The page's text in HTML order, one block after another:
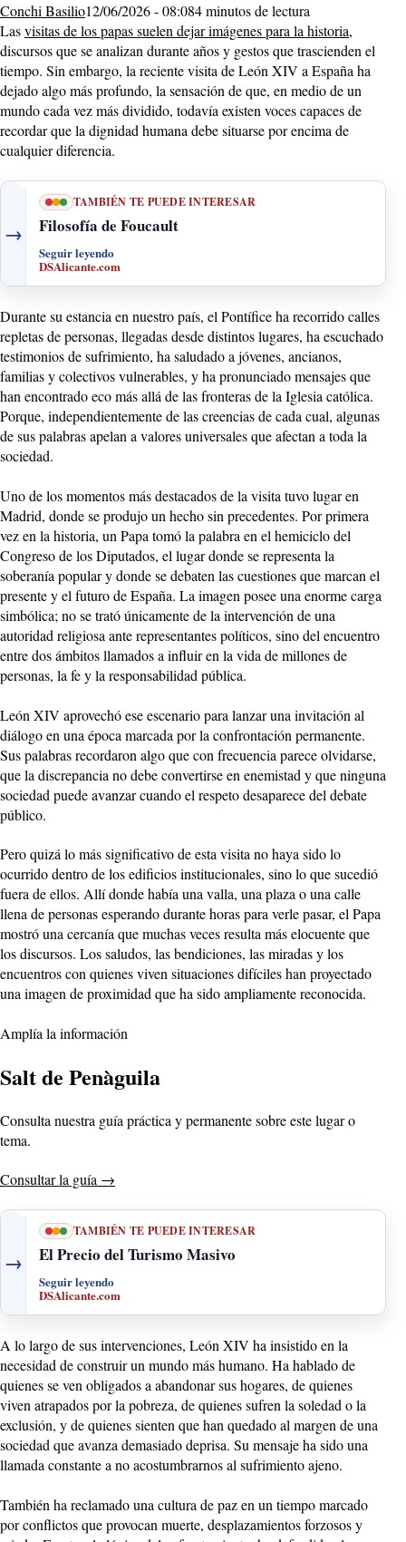
Conchi Basilio12/06/2026 - 08:084 minutos de lectura
Lasvisitas de los papas suelen dejar imágenes para la historia,
discursos que se analizan durante años y gestos que trascienden el
tiempo. Sin embargo, la reciente visita de León XIV a España ha
dejado algo más profundo, la sensación de que, en medio de un
mundo cada vez más dividido, todavía existen voces capaces de
recordar que la dignidad humana debe situarse por encima de
cualquier diferencia.
→
TAMBIÉN TE PUEDE INTERESAR
Filosofía de Foucault
Seguir leyendo
DSAlicante.com
Durante su estancia en nuestro país, el Pontífice ha recorrido calles
repletas de personas, llegadas desde distintos lugares, ha escuchado
testimonios de sufrimiento, ha saludado a jóvenes, ancianos,
familias y colectivos vulnerables, y ha pronunciado mensajes que
han encontrado eco más allá de las fronteras de la Iglesia católica.
Porque, independientemente de las creencias de cada cual, algunas
de sus palabras apelan a valores universales que afectan a toda la
sociedad.
Uno de los momentos más destacados de la visita tuvo lugar en
Madrid, donde se produjo un hecho sin precedentes. Por primera
vez en la historia, un Papa tomó la palabra en el hemiciclo del
Congreso de los Diputados, el lugar donde se representa la
soberanía popular y donde se debaten las cuestiones que marcan el
presente y el futuro de España. La imagen posee una enorme carga
simbólica; no se trató únicamente de la intervención de una
autoridad religiosa ante representantes políticos, sino del encuentro
entre dos ámbitos llamados a influir en la vida de millones de
personas, la fe y la responsabilidad pública.
León XIV aprovechó ese escenario para lanzar una invitación al
diálogo en una época marcada por la confrontación permanente.
Sus palabras recordaron algo que con frecuencia parece olvidarse,
que la discrepancia no debe convertirse en enemistad y que ninguna
sociedad puede avanzar cuando el respeto desaparece del debate
público.
Pero quizá lo más significativo de esta visita no haya sido lo
ocurrido dentro de los edificios institucionales, sino lo que sucedió
fuera de ellos. Allí donde había una valla, una plaza o una calle
llena de personas esperando durante horas para verle pasar, el Papa
mostró una cercanía que muchas veces resulta más elocuente que
los discursos. Los saludos, las bendiciones, las miradas y los
encuentros con quienes viven situaciones difíciles han proyectado
una imagen de proximidad que ha sido ampliamente reconocida.
Amplía la información
Salt de Penàguila
Consulta nuestra guía práctica y permanente sobre este lugar o
tema.
Consultar la guía →
→
TAMBIÉN TE PUEDE INTERESAR
El Precio del Turismo Masivo
Seguir leyendo
DSAlicante.com
A lo largo de sus intervenciones, León XIV ha insistido en la
necesidad de construir un mundo más humano. Ha hablado de
quienes se ven obligados a abandonar sus hogares, de quienes
viven atrapados por la pobreza, de quienes sufren la soledad o la
exclusión, y de quienes sienten que han quedado al margen de una
sociedad que avanza demasiado deprisa. Su mensaje ha sido una
llamada constante a no acostumbrarnos al sufrimiento ajeno.
También ha reclamado una cultura de paz en un tiempo marcado
por conflictos que provocan muerte, desplazamientos forzosos y